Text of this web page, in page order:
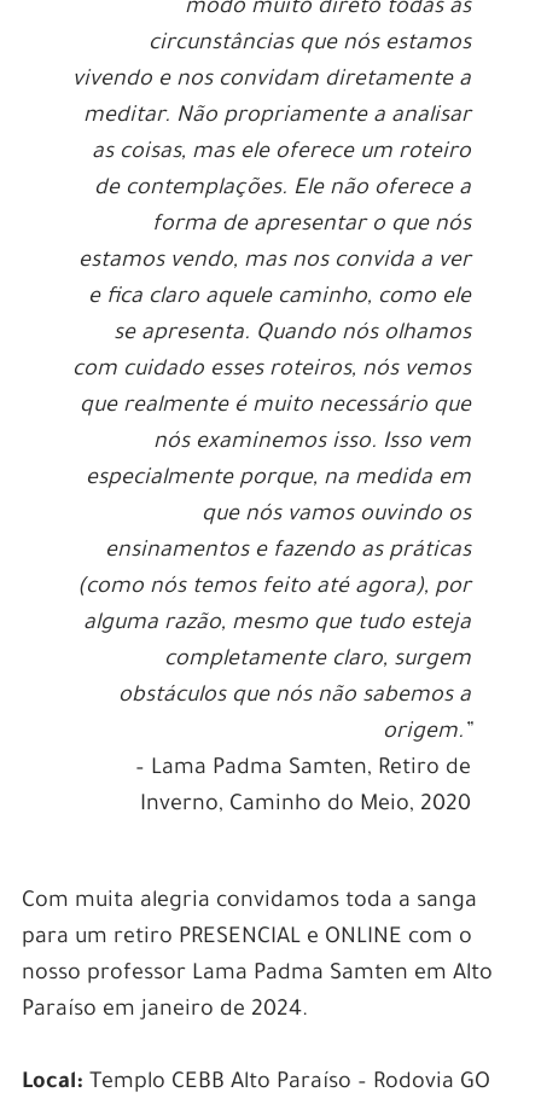
modo muito direto todas as
circunstâncias que nós estamos
vivendo e nos convidam diretamente a
meditar. Não propriamente a analisar
as coisas, mas ele oferece um roteiro
de contemplações. Ele não oferece a
forma de apresentar o que nós
estamos vendo, mas nos convida a ver
e fica claro aquele caminho, como ele
se apresenta. Quando nós olhamos
com cuidado esses roteiros, nós vemos
que realmente é muito necessário que
nós examinemos isso. Isso vem
especialmente porque, na medida em
que nós vamos ouvindo os
ensinamentos e fazendo as práticas
(como nós temos feito até agora), por
alguma razão, mesmo que tudo esteja
completamente claro, surgem
obstáculos que nós não sabemos a
origem.”
– Lama Padma Samten, Retiro de
Inverno, Caminho do Meio, 2020
Com muita alegria convidamos toda a sanga
para um retiro PRESENCIAL e ONLINE com o
nosso professor Lama Padma Samten em Alto
Paraíso em janeiro de 2024.
Local: Templo CEBB Alto Paraíso – Rodovia GO